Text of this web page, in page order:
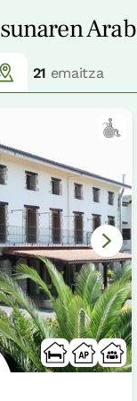
21 emaitza